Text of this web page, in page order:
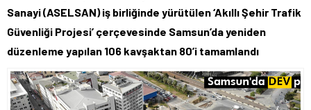
Sanayi (ASELSAN) iş birliğinde yürütülen ‘Akıllı Şehir Trafik
Güvenliği Projesi’ çerçevesinde Samsun’da yeniden
düzenleme yapılan 106 kavşaktan 80’i tamamlandı